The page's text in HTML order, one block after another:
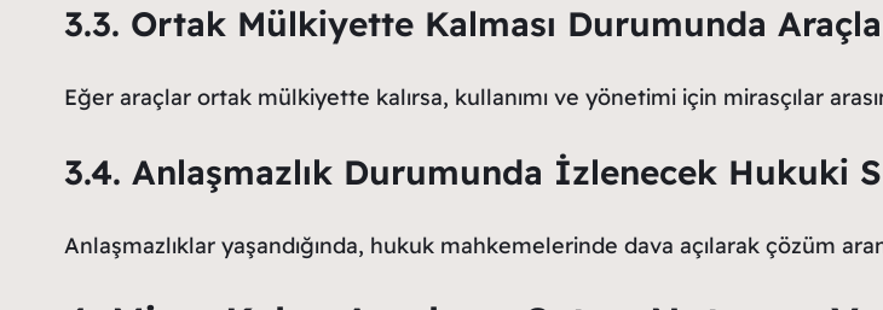
3.3. Ortak Mülkiyette Kalması Durumunda
Eğer araçlar ortak mülkiyette kalırsa, kullanımı ve yönetimi için mirasçılar
3.4. Anlaşmazlık Durumunda İzlenecek Hukuki
Anlaşmazlıklar yaşandığında, hukuk mahkemelerinde dava açılarak çözüm